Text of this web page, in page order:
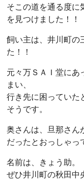
そこの道を通る度に
を見つけました！！
飼い主は、井川町の
た！！
元々万ＳＡＩ堂にあ
まい、
行き先に困っていた
そうです。
奥さんは、旦那さん
だったとおっしゃっ
名前は、きょう助。
ぜひ井川町の秋田中